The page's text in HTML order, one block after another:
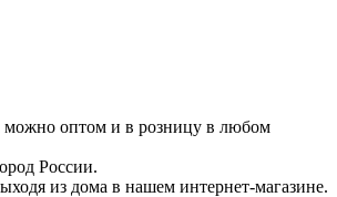
можно оптом и в розницу в любом
России.
из дома в нашем интернет-магазине.